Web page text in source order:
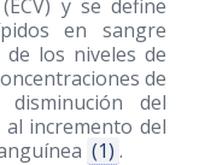
y se define
en sangre
los niveles de
de
del
incremento del
(1) .